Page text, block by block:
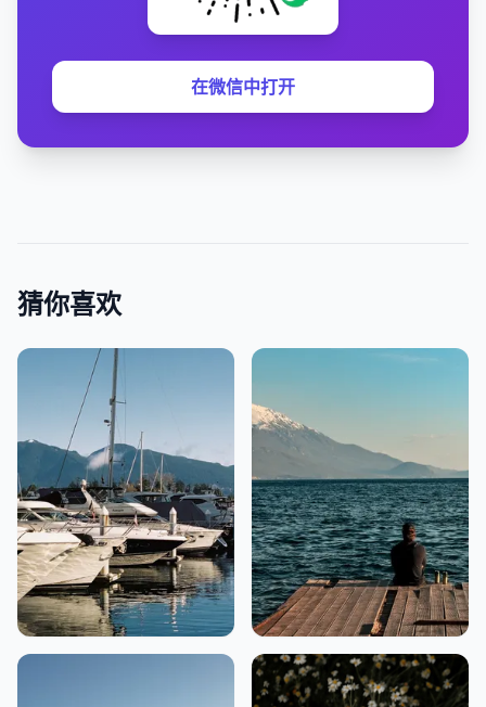
在微信中打开
猜你喜欢